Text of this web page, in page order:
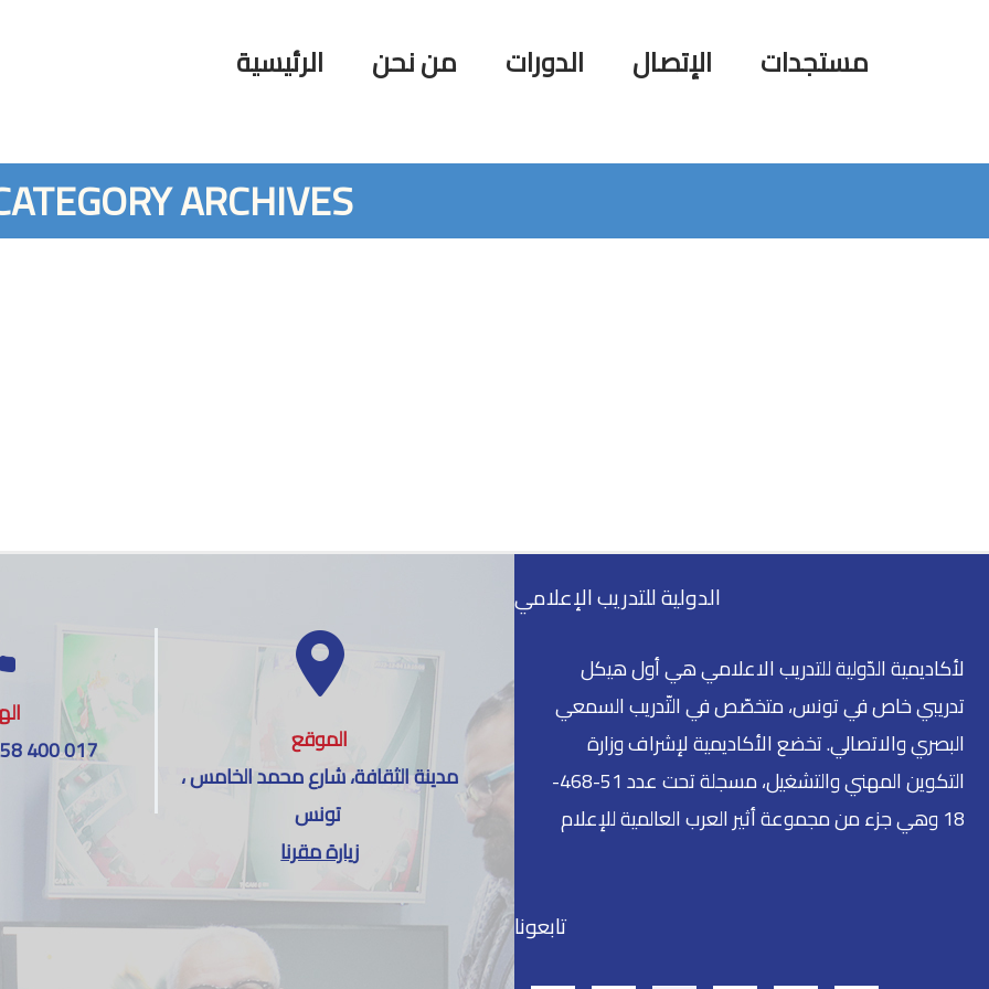
الرئيسية من نحن الدورات الإتصال مستجدات
ARCHIVES
400 017
الموقع
مدينة الثقافة، شارع محمد الخامس ،
تونس
زيارة مقرنا
الدولية للتدريب الإعلامي
لأكاديمية الدّولية للتدريب الاعلامي هي أول هيكل
تدريبي خاص في تونس، متخصّص في التّدريب السمعي
البصري والاتصالي. تخضع الأكاديمية لإشراف وزارة
التكوين المهني والتشغيل، مسجلة تحت عدد 51-468-
18 وهي جزء من مجموعة أثير العرب العالمية للإعلام
تابعونا